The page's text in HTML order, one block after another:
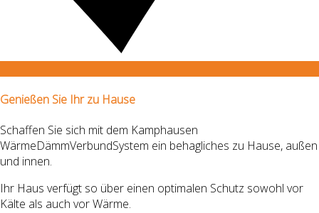
Genießen Sie Ihr zu Hause
Schaffen Sie sich mit dem Kamphausen
WärmeDämmVerbundSystem ein behagliches zu Hause, außen
und innen.
Ihr Haus verfügt so über einen optimalen Schutz sowohl vor
Kälte als auch vor Wärme.